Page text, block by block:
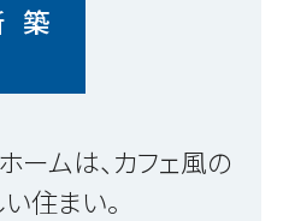
築
ームは、カフェ風の
住まい。